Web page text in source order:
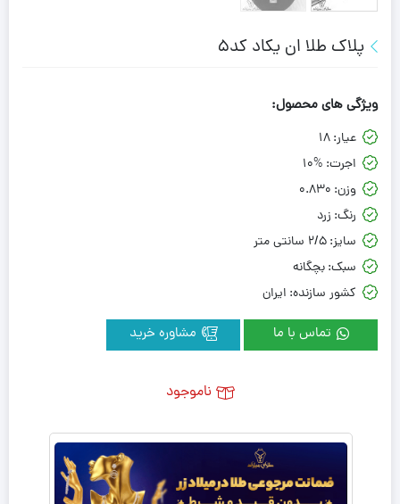
پلاک طلا ان یکاد کد5
ویژگی های محصول:
عیار:18
اجرت: 10%
وزن: 0.830
رنگ: زرد
سایز:2/5 سانتی متر
سبک:بچگانه
کشور سازنده: ایران
تماس با ما
ناموجود